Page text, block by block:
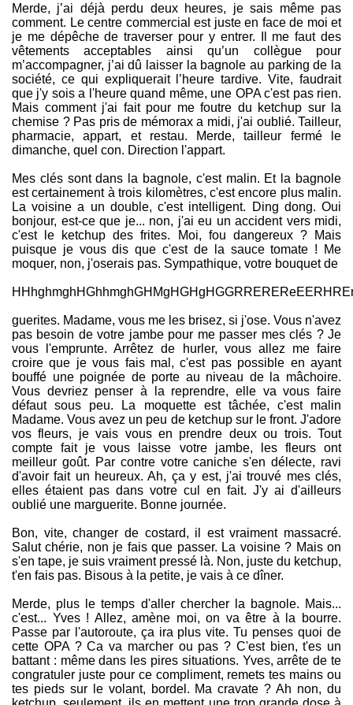
Merde, j’ai déjà perdu deux heures, je sais même pas
comment. Le centre commercial est juste en face de moi et
je me dépêche de traverser pour y entrer. Il me faut des
vêtements acceptables ainsi qu’un collègue pour
m’accompagner, j’ai dû laisser la bagnole au parking de la
société, ce qui expliquerait l’heure tardive. Vite, faudrait
que j'y sois a l'heure quand même, une OPA c'est pas rien.
Mais comment j'ai fait pour me foutre du ketchup sur la
chemise ? Pas pris de mémorax a midi, j'ai oublié. Tailleur,
pharmacie, appart, et restau. Merde, tailleur fermé le
dimanche, quel con. Direction l'appart.
Mes clés sont dans la bagnole, c'est malin. Et la bagnole
est certainement à trois kilomètres, c'est encore plus malin.
La voisine a un double, c'est intelligent. Ding dong. Oui
bonjour, est-ce que je... non, j'ai eu un accident vers midi,
c'est le ketchup des frites. Moi, fou dangereux ? Mais
puisque je vous dis que c'est de la sauce tomate ! Me
moquer, non, j'oserais pas. Sympathique, votre bouquet de
guerites. Madame, vous me les brisez, si j'ose. Vous n'avez
pas besoin de votre jambe pour me passer mes clés ? Je
vous l'emprunte. Arrêtez de hurler, vous allez me faire
croire que je vous fais mal, c'est pas possible en ayant
bouffé une poignée de porte au niveau de la mâchoire.
Vous devriez penser à la reprendre, elle va vous faire
défaut sous peu. La moquette est tâchée, c'est malin
Madame. Vous avez un peu de ketchup sur le front. J'adore
vos fleurs, je vais vous en prendre deux ou trois. Tout
compte fait je vous laisse votre jambe, les fleurs ont
meilleur goût. Par contre votre caniche s'en délecte, ravi
d'avoir fait un heureux. Ah, ça y est, j'ai trouvé mes clés,
elles étaient pas dans votre cul en fait. J'y ai d'ailleurs
oublié une marguerite. Bonne journée.
Bon, vite, changer de costard, il est vraiment massacré.
Salut chérie, non je fais que passer. La voisine ? Mais on
s'en tape, je suis vraiment pressé là. Non, juste du ketchup,
t'en fais pas. Bisous à la petite, je vais à ce dîner.
Merde, plus le temps d'aller chercher la bagnole. Mais...
c'est... Yves ! Allez, amène moi, on va être à la bourre.
Passe par l'autoroute, ça ira plus vite. Tu penses quoi de
cette OPA ? Ca va marcher ou pas ? C'est bien, t'es un
battant : même dans les pires situations. Yves, arrête de te
congratuler juste pour ce compliment, remets tes mains ou
tes pieds sur le volant, bordel. Ma cravate ? Ah non, du